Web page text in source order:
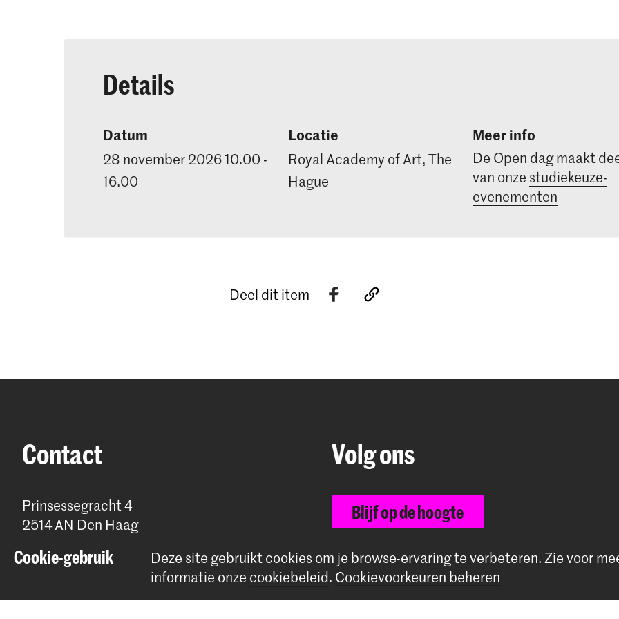
Details
Datum
28 november 2026 10.00 -
16.00
Locatie
Royal Academy of Art, The
Hague
Meer info
De Open dag maakt
van onze studiekeuze-
evenementen
Deel dit item
Contact
Prinsessegracht 4
2514 AN Den Haag
communication@kabk.nl
Volg ons
Blijf op de hoogte
InstagramYouTubeVimeo Facebook
Cookie-gebruik Deze site gebruikt cookies om je browse-ervaring te verbeteren.Zie voor
informatie onze cookiebeleid. Cookievoorkeuren beheren